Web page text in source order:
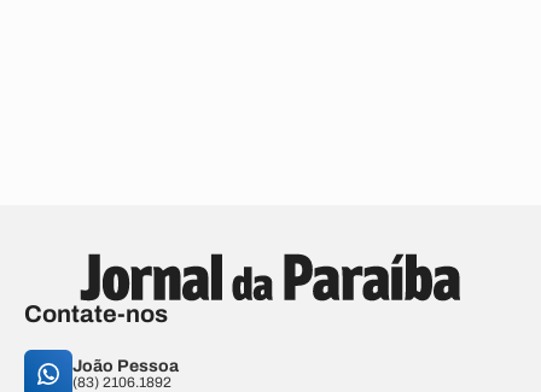
Contate-nos
João Pessoa
(83) 2106.1892